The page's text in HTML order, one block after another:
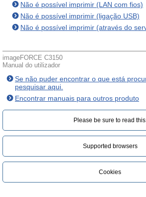
Não é possível imprimir (LAN com fios)
Não é possível imprimir (ligação USB)
Não é possível imprimir (através do
imageFORCE C3150
Manual do utilizador
Se não puder encontrar o que está
pesquisar aqui.
Encontrar manuais para outros produto
Please be sure to read
Supported browsers
Cookies